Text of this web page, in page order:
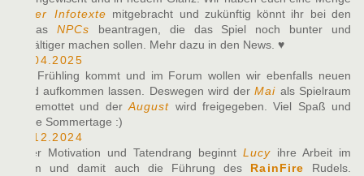
neuer Infotexte mitgebracht und zukünftig könnt ihr bei den
Alphas NPCs beantragen, die das Spiel noch bunter und
vielfältiger machen sollen. Mehr dazu in den News. ♥
27.04.2025
Der Frühling kommt und im Forum wollen wir ebenfalls neuen
Wind aufkommen lassen. Deswegen wird derMai als Spielraum
eingemottet und derAugust wird freigegeben. Viel Spaß und
heiße Sommertage :)
07.12.2024
Voller Motivation und Tatendrang beginnt Lucy ihre Arbeit im
Team und damit auch die Führung des RainFire Rudels.